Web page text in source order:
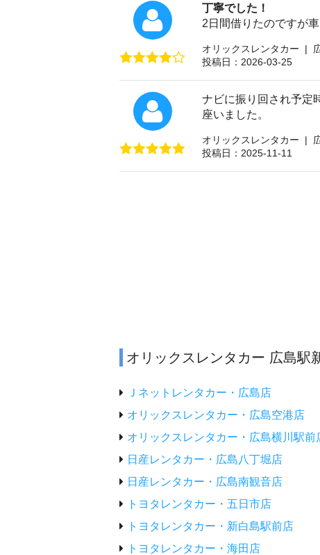
丁寧でした！
2日間借りたのですが
オリックスレンタカー |
投稿日：2026-03-25
ナビに振り回され予定
座いました。
オリックスレンタカー |
投稿日：2025-11-11
オリックスレンタカー 広島駅
Ｊネットレンタカー・広島店
オリックスレンタカー・広島空港店
オリックスレンタカー・広島横川駅前
日産レンタカー・広島八丁堀店
日産レンタカー・広島南観音店
トヨタレンタカー・五日市店
トヨタレンタカー・新白島駅前店
トヨタレンタカー・海田店